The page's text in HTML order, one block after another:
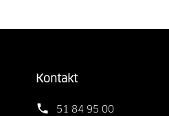
Kontakt
51 84 95 00